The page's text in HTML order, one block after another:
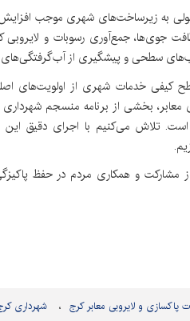
به زیرساخت‌های شهری موجب
جوی‌ها، جمع‌آوری رسوبات و لایروبی
سطحی و پیشگیری از آب‌گرفتگی‌های
سطح کیفی خدمات شهری از اولویت‌های
معابر، بخشی از برنامه منسجم
تلاش می‌کنیم با اجرای دقیق این
مشارکت و همکاری مردم در حفظ
پاکسازی و لایروبی معابر کرج شهرداری